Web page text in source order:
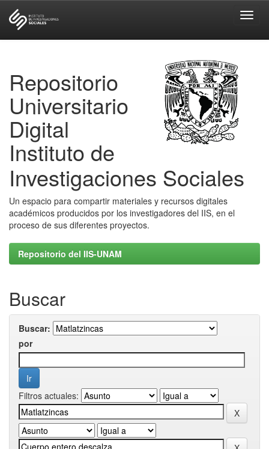
Repositorio
Universitario
Digital
Instituto de
Investigaciones Sociales
Un espacio para compartir materiales y recursos digitales
académicos producidos por los investigadores del IIS, en el
proceso de sus diferentes proyectos.
Repositorio del IIS-UNAM
Buscar
Buscar:
por
Filtros actuales: